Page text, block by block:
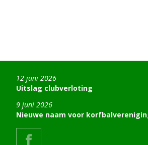
Uitslag clubverloting
12 juni 2026
Nieuwe naam voor
9 juni 2026